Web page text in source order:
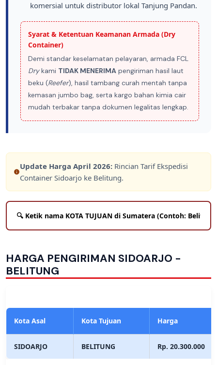
komersial untuk distributor lokal Tanjung Pandan.
Syarat & Ketentuan Keamanan Armada (Dry
Container)
Demi standar keselamatan pelayaran, armada FCL
Drykami TIDAK MENERIMA pengiriman hasil laut
beku (Reefer), hasil tambang curah mentah tanpa
kemasan jumbo bag, serta kargo bahan kimia cair
mudah terbakar tanpa dokumen legalitas lengkap.
Update HargaApril 2026: Rincian Tarif Ekspedisi
Container Sidoarjo ke Belitung.
HARGA PENGIRIMAN SIDOARJO -
BELITUNG
Kota Asal Kota Tujuan Harga
SIDOARJO BELITUNG Rp. 20.300.000